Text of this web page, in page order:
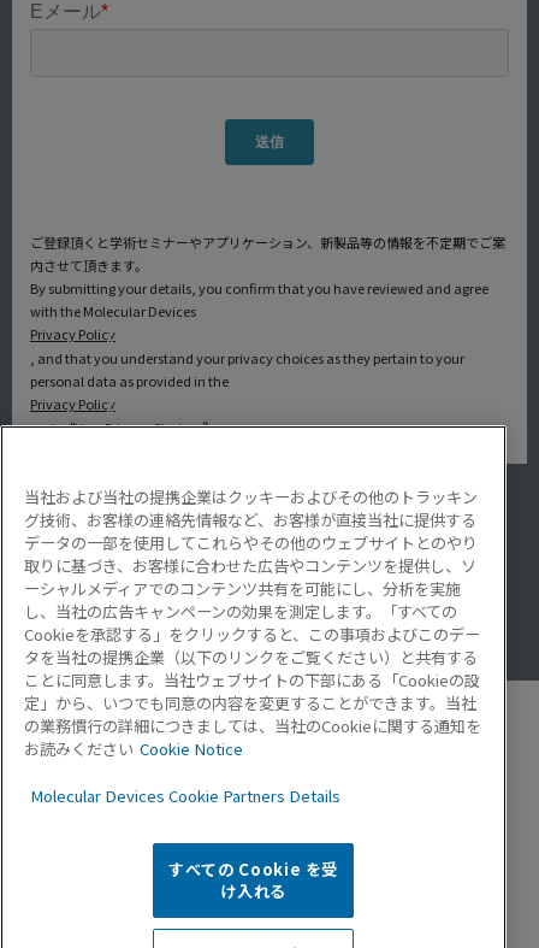
ご登録頂くと学術セミナーやアプリケーション、新製品等の情報を不定期でご案
内させて頂きます。
By submitting your details, you confirm that you have reviewed and agree
with the Molecular Devices
Privacy Policy
, and that you understand your privacy choices as they pertain to your
personal data as provided in the
Privacy Policy
under “Your Privacy Choices”.
アプリケーション
サービス・サポート
導入事例
Lab Note
アプリケーションノート
Resource Hub
Video Gallery
企業情報
当社および当社の提携企業はクッキーおよびその他のトラッキン
グ技術、お客様の連絡先情報など、お客様が直接当社に提供する
データの一部を使用してこれらやその他のウェブサイトとのやり
取りに基づき、お客様に合わせた広告やコンテンツを提供し、ソ
ーシャルメディアでのコンテンツ共有を可能にし、分析を実施
し、当社の広告キャンペーンの効果を測定します。「すべての
Cookieを承認する」をクリックすると、この事項およびこのデー
タを当社の提携企業（以下のリンクをご覧ください）と共有する
ことに同意します。当社ウェブサイトの下部にある「Cookieの設
定」から、いつでも同意の内容を変更することができます。当社
の業務慣行の詳細につきましては、当社のCookieに関する通知を
お読みください Cookie Notice
Molecular Devices Cookie Partners Details
すべての Cookie を受
け入れる